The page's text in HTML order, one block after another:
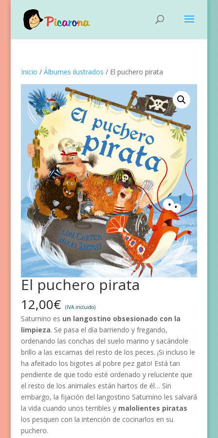
Inicio / Álbumes ilustrados / El puchero pirata
El puchero pirata
12,00€ (IVA incluido)
Saturnino es un langostino obsesionado con la
limpieza. Se pasa el día barriendo y fregando,
ordenando las conchas del suelo marino y sacándole
brillo a las escamas del resto de los peces. ¡Si incluso le
ha afeitado los bigotes al pobre pez gato! Está tan
pendiente de que todo esté ordenado y reluciente que
el resto de los animales están hartos de él… Sin
embargo, la fijación del langostino Saturnino les salvará
la vida cuando unos terribles y malolientes piratas
los pesquen con la intención de cocinarlos en su
puchero.